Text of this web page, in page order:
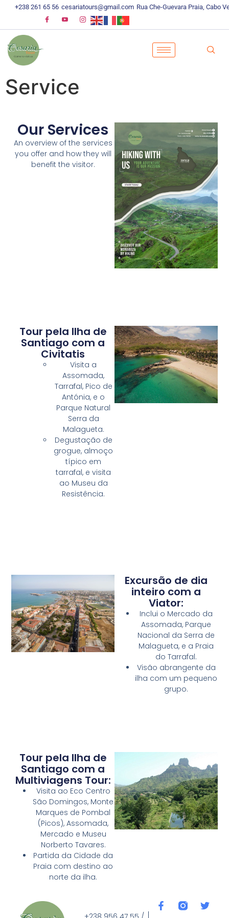
+238 261 65 56 cesariatours@gmail.com Rua Che-Guevara Praia, Cabo
Service
Our Services
An overview of the services
you offer and how they will
benefit the visitor.
Tour pela Ilha de
Santiago com a
Civitatis
Visita a
Assomada,
Tarrafal, Pico de
Antónia, e o
Parque Natural
Serra da
Malagueta.
Degustação de
grogue, almoço
típico em
tarrafal, e visita
ao Museu da
Resistência.
Excursão de dia
inteiro com a
Viator:
Inclui o Mercado da
Assomada, Parque
Nacional da Serra de
Malagueta, e a Praia
do Tarrafal.
Visão abrangente da
ilha com um pequeno
grupo.
Tour pela Ilha de
Santiago com a
Multiviagens Tour:
Visita ao Eco Centro
São Domingos, Monte
Marques de Pombal
(Picos), Assomada,
Mercado e Museu
Norberto Tavares.
Partida da Cidade da
Praia com destino ao
norte da ilha.